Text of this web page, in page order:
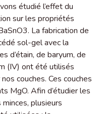
étudié l’effet du
sur les propriétés
La fabrication de
sol-gel avec la
d’étain, de baryum, de
(IV) ont été utilisés
couches. Ces couches
MgO. Afin d’étudier les
plusieurs